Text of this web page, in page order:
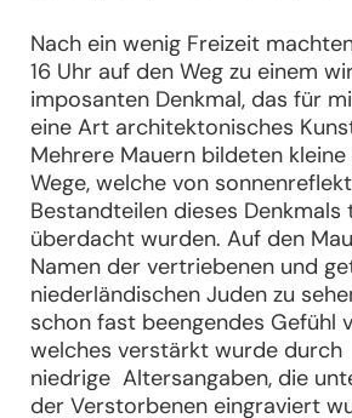
Nach ein wenig Freizeit
16 Uhr auf den Weg zu einem
imposanten Denkmal, das für
eine Art architektonisches
Mehrere Mauern bildeten
Wege, welche von
Bestandteilen dieses Denkmals
überdacht wurden. Auf den
Namen der vertriebenen und
niederländischen Juden zu
schon fast beengendes Gefühl
welches verstärkt wurde durch
niedrige Altersangaben, die
der Verstorbenen eingraviert